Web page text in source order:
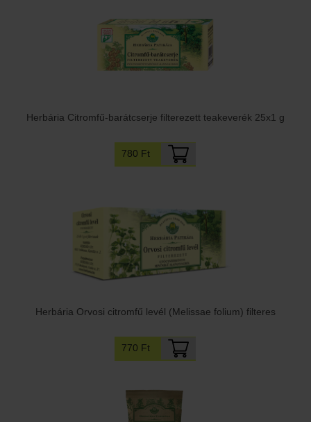
Herbária Citromfű-barátcserje filterezett teakeverék 25x1 g
780 Ft
Herbária Orvosi citromfű levél (Melissae folium) filteres
770 Ft